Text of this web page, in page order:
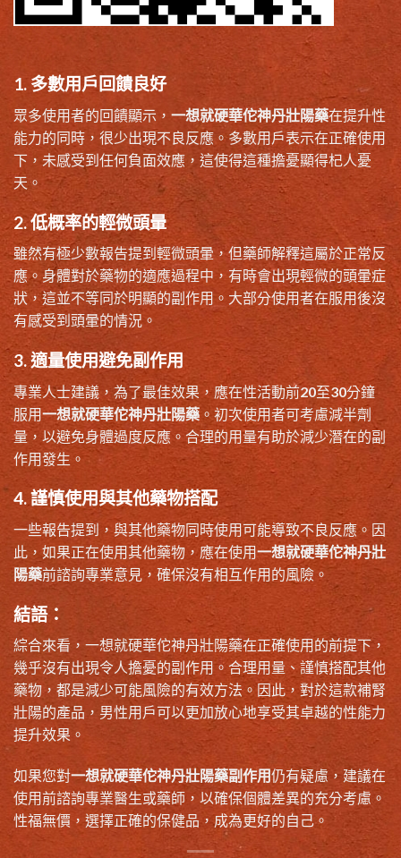
1. 多數用戶回饋良好
眾多使用者的回饋顯示， 一想就硬華佗神丹壯陽藥在提升性
能力的同時，很少出現不良反應。多數用戶表示在正確使用
下，未感受到任何負面效應，這使得這種擔憂顯得杞人憂
天。
2. 低概率的輕微頭暈
雖然有極少數報告提到輕微頭暈，但藥師解釋這屬於正常反
應。身體對於藥物的適應過程中，有時會出現輕微的頭暈症
狀，這並不等同於明顯的副作用。大部分使用者在服用後沒
有感受到頭暈的情況。
3. 適量使用避免副作用
專業人士建議，為了最佳效果，應在性活動前20至30分鐘
服用一想就硬華佗神丹壯陽藥 。初次使用者可考慮減半劑
量，以避免身體過度反應。合理的用量有助於減少潛在的副
作用發生。
4. 謹慎使用與其他藥物搭配
一些報告提到，與其他藥物同時使用可能導致不良反應。因
此，如果正在使用其他藥物，應在使用一想就硬華佗神丹壯
陽藥前諮詢專業意見，確保沒有相互作用的風險。
結語：
綜合來看，一想就硬華佗神丹壯陽藥在正確使用的前提下，
幾乎沒有出現令人擔憂的副作用。合理用量、謹慎搭配其他
藥物，都是減少可能風險的有效方法。因此，對於這款補腎
壯陽的產品，男性用戶可以更加放心地享受其卓越的性能力
提升效果。
如果您對一想就硬華佗神丹壯陽藥副作用仍有疑慮，建議在
使用前諮詢專業醫生或藥師，以確保個體差異的充分考慮。
性福無價，選擇正確的保健品，成為更好的自己。